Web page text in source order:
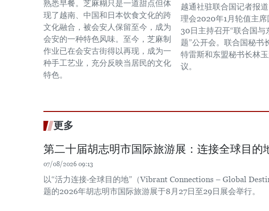
熟悉早餐。芝麻糊只是一道甜点但体
现了越南、中国和日本饮食文化的跨
文化融合，被会安人保留至今，成为
会安的一种特色风味。至今，芝麻制
作业已在会安古街得以再现，成为一
种手工艺业，充分反映当居民的文化
特色。
越通社驻联合国记者报
理会2020年1月轮值主席
30日主持召开“联合国与
题”公开会。联合国秘书
特雷斯和东盟秘书长林
议。
更多
第二十届胡志明市国际旅游展：连接全球目的
07/08/2026 09:13
以“活力连接·全球目的地”（Vibrant Connections – Global
题的2026年胡志明市国际旅游展于8月27日至29日展会举行。